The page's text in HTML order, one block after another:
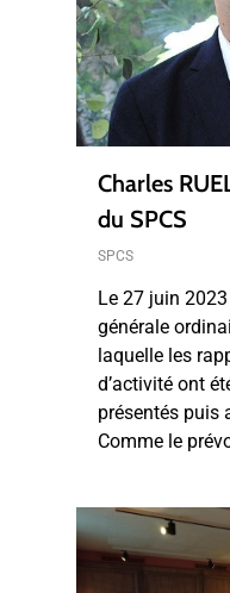
Charles
du SPCS
SPCS
Le 27 juin 2023
générale
laquelle les
d’activité ont
présentés puis
Comme le